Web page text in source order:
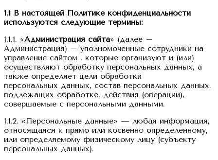
1.1 В настоящей Политике конфиденциальности
используются следующие термины:
1.1.1. «Администрация сайта» (далее –
Администрация) – уполномоченные сотрудники на
управление сайтом , которые организуют и (или)
осуществляют обработку персональных данных, а
также определяет цели обработки
персональных данных, состав персональных данных,
подлежащих обработке, действия (операции),
совершаемые с персональными данными.
1.1.2. «Персональные данные» — любая информация,
относящаяся к прямо или косвенно определенному,
или определяемому физическому лицу (субъекту
персональных данных).